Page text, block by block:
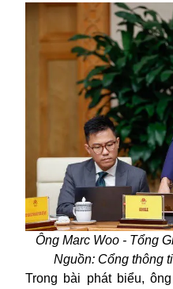
Ông Marc Woo - Tổng
Nguồn: Cổng thông
Trong bài phát biểu,